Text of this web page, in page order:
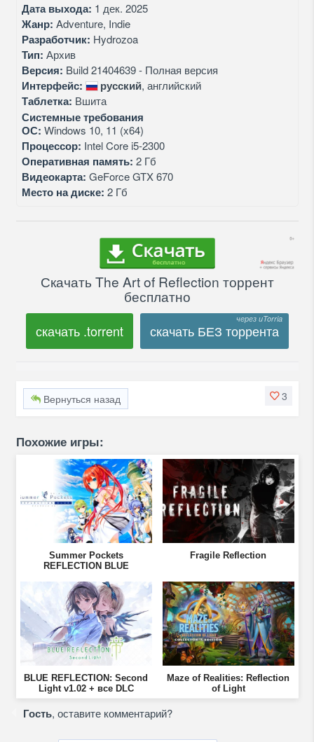
Дата выхода: 1 дек. 2025
Жанр: Adventure, Indie
Разработчик: Hydrozoa
Тип: Архив
Версия: Build 21404639 - Полная версия
Интерфейс: русский, английский
Таблетка: Вшита
Системные требования
ОС: Windows 10, 11 (x64)
Процессор: Intel Core i5-2300
Оперативная память: 2 Гб
Видеокарта: GeForce GTX 670
Место на диске: 2 Гб
Скачать The Art of Reflection торрент
бесплатно
скачать .torrent скачать БЕЗ торрента
3
Вернуться назад
Похожие игры:
Summer Pockets
REFLECTION BLUE
Fragile Reflection
BLUE REFLECTION: Second
Light v1.02 + все DLC
Maze of Realities: Reflection
of Light
Гость, оставите комментарий?